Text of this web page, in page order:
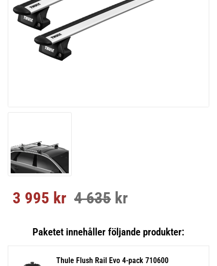
Nedsatt pris:
3 995 kr Ordinarie pris:
4 635 kr
Thule Flush Rail Evo 4-pack 710600